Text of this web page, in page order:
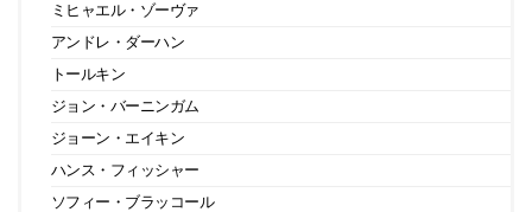
ミヒャエル・ゾーヴァ
アンドレ・ダーハン
トールキン
ジョン・バーニンガム
ジョーン・エイキン
ハンス・フィッシャー
ソフィー・ブラッコール